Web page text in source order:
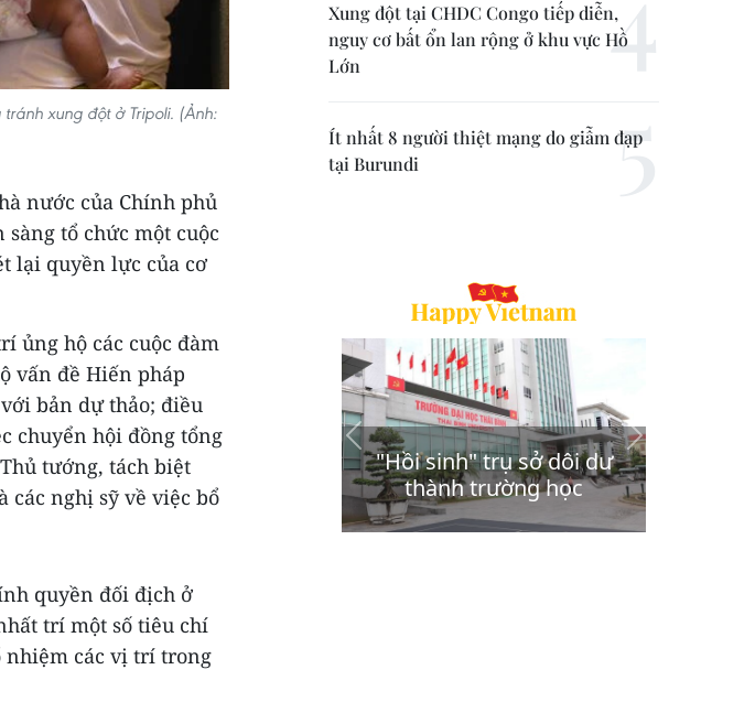
xung đột ở Tripoli. (Ảnh:
nước của Chính phủ
tổ chức một cuộc
lại quyền lực của cơ
ủng hộ các cuộc đàm
vấn đề Hiến pháp
bản dự thảo; điều
chuyển hội đồng tổng
tướng, tách biệt
các nghị sỹ về việc bổ
quyền đối địch ở
trí một số tiêu chí
các vị trí trong
Xung đột tại CHDC Congo tiếp diễn,
nguy cơ bất ổn lan rộng ở khu vực Hồ
Lớn
Ít nhất 8 người thiệt mạng do giẫm đạp
tại Burundi